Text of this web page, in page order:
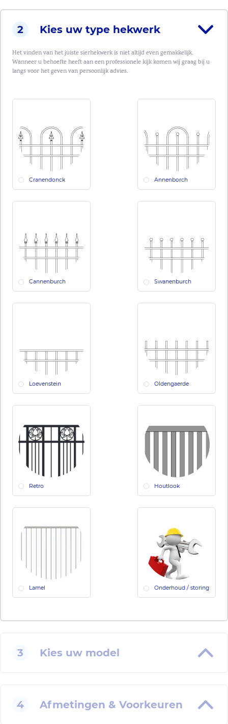
2 Kies uw type hekwerk
Het vinden van het juiste sierhekwerk is niet altijd even gemakkelijk.
Wanneer u behoefte heeft aan een professionele kijk komen wij graag bij u
langs voor het geven van persoonlijk advies.
Cranendonck Annenborch
Cannenburch Swanenburch
Loevenstein Oldengaerde
Retro Houtlook
Lamel Onderhoud / storing
3 Kies uw model
4 Afmetingen & Voorkeuren